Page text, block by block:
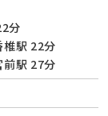
分
椎駅 22分
前駅 27分